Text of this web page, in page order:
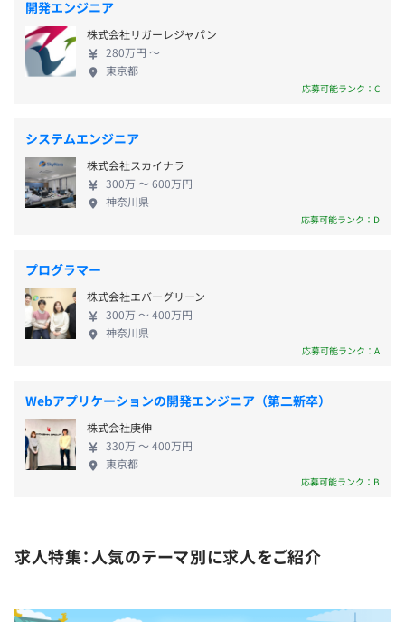
Zabbix、Amazon CloudWatch
名、システム開発系6名、デザイン系1名）
・インフレ手当
※冠婚葬祭で会社から一時金、社友会に入っていればそち
らからも同額が支給されます。
財務状況に応じ賞与年2回（過去実績：基本給2カ月以上
支給）
各種社会保険完備
無期雇用
は十分に大きいと言えるでしょう。 IT業界の一般的
な中小企業は、大手に派遣されてお客様のシステム
を構築することが多いのですが、当社はすべてを受
託開発で行っており、全社員が社内で就労していま
まだ少数ではありますが、会社はどんどん大きくな
りつつあります。 企業と一緒に成長していきたい、
企業の発展に携わりたい、自社内でじっくり開発し
たいなどというエンジニアの方は、ぜひ弊社に話を
聞きにきてください。歓迎いたします。
開発エンジニア
株式会社リガーレジャパン
280万円 〜
東京都
応募可能ランク：C
システムエンジニア
株式会社スカイナラ
300万 〜 600万円
神奈川県
応募可能ランク：D
プログラマー
株式会社エバーグリーン
300万 〜 400万円
神奈川県
応募可能ランク：A
Webアプリケーションの開発エンジニア（第二新卒）
株式会社庚伸
330万 〜 400万円
東京都
応募可能ランク：B
求人特集：人気のテーマ別に求人をご紹介